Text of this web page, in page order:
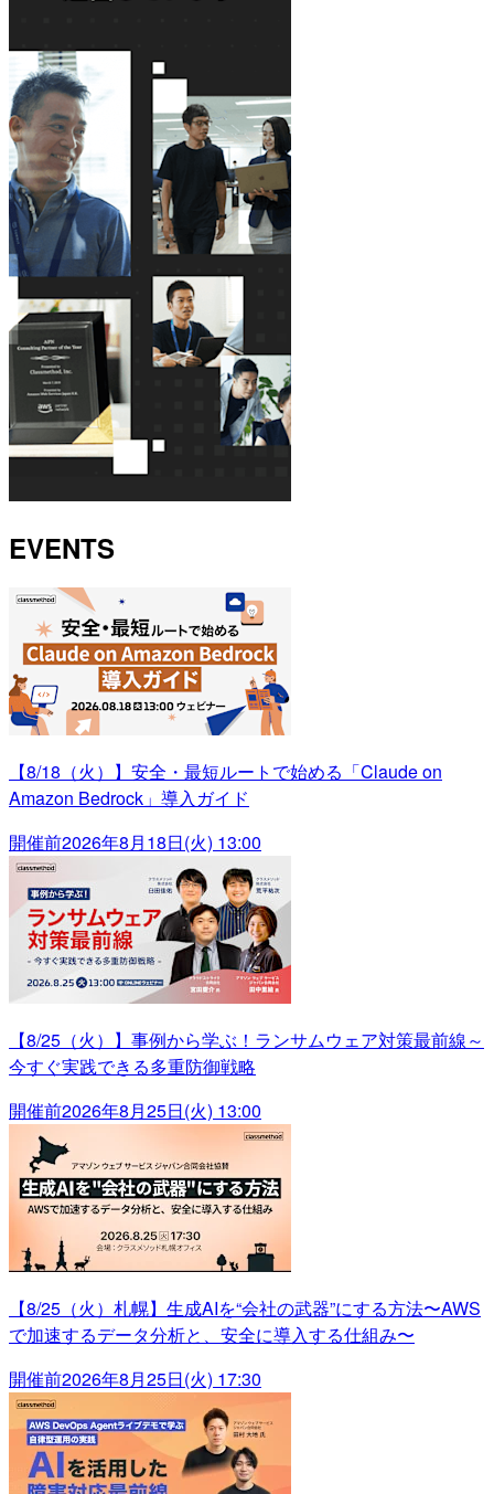
EVENTS
【8/18（火）】安全・最短ルートで始める「Claude on
Amazon Bedrock」導入ガイド
開催前2026年8月18日(火) 13:00
【8/25（火）】事例から学ぶ！ランサムウェア対策最前線～
今すぐ実践できる多重防御戦略
開催前2026年8月25日(火) 13:00
【8/25（火）札幌】生成AIを“会社の武器”にする方法〜AWS
で加速するデータ分析と、安全に導入する仕組み〜
開催前2026年8月25日(火) 17:30